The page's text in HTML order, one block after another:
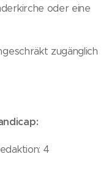
oder eine
zugänglich
4